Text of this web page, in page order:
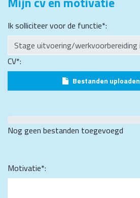
Ik solliciteer voor de functie*:
CV*:
Bestanden uploaden
Nog geen bestanden toegevoegd
Motivatie*: